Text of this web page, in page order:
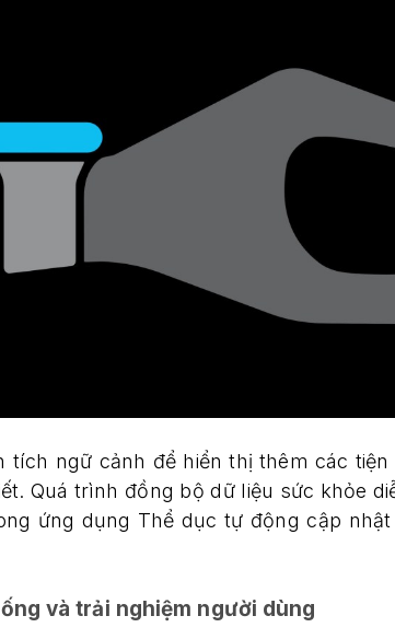
tích ngữ cảnh để hiển thị thêm các
Quá trình đồng bộ dữ liệu sức khỏe
ứng dụng Thể dục tự động cập
và trải nghiệm người dùng